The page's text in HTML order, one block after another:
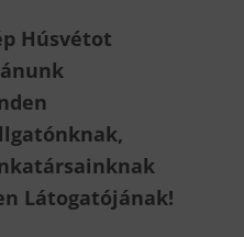
Húsvétot
Látogatójának!